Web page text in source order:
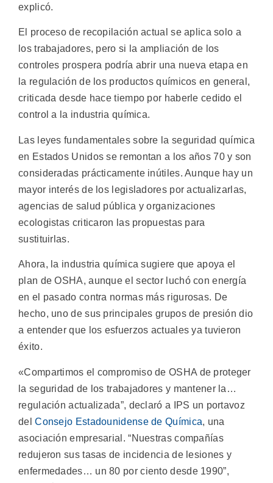
explicó.
El proceso de recopilación actual se aplica solo a
los trabajadores, pero si la ampliación de los
controles prospera podría abrir una nueva etapa en
la regulación de los productos químicos en general,
criticada desde hace tiempo por haberle cedido el
control a la industria química.
Las leyes fundamentales sobre la seguridad química
en Estados Unidos se remontan a los años 70 y son
consideradas prácticamente inútiles. Aunque hay un
mayor interés de los legisladores por actualizarlas,
agencias de salud pública y organizaciones
ecologistas criticaron las propuestas para
sustituirlas.
Ahora, la industria química sugiere que apoya el
plan de OSHA, aunque el sector luchó con energía
en el pasado contra normas más rigurosas. De
hecho, uno de sus principales grupos de presión dio
a entender que los esfuerzos actuales ya tuvieron
éxito.
«Compartimos el compromiso de OSHA de proteger
la seguridad de los trabajadores y mantener la…
regulación actualizada”, declaró a IPS un portavoz
delConsejo Estadounidense de Química, una
asociación empresarial. “Nuestras compañías
redujeron sus tasas de incidencia de lesiones y
enfermedades… un 80 por ciento desde 1990”,